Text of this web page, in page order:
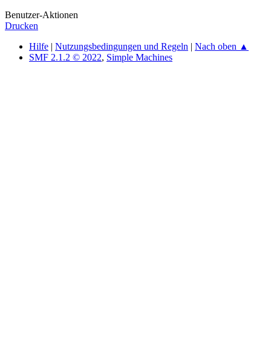
Benutzer-Aktionen
Drucken
Hilfe | Nutzungsbedingungen und Regeln | Nach oben ▲
SMF 2.1.2 © 2022, Simple Machines